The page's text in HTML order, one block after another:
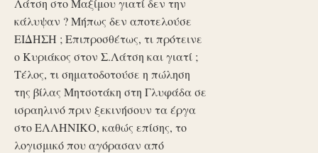
Λάτση στο Μαξίμου γιατί δεν την
κάλυψαν ? Μήπως δεν αποτελούσε
ΕΙΔΗΣΗ ; Επιπροσθέτως, τι πρότεινε
ο Κυριάκος στον Σ.Λάτση και γιατί ;
Τέλος, τι σηματοδοτούσε η πώληση
της βίλας Μητσοτάκη στη Γλυφάδα σε
ισραηλινό πριν ξεκινήσουν τα έργα
στο ΕΛΛΗΝΙΚΟ, καθώς επίσης, το
λογισμικό που αγόρασαν από